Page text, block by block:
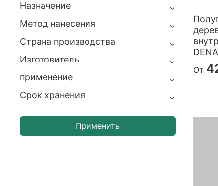
От
Назначение
Метод нанесения
Страна производства
Изготовитель
применение
Срок хранения
Применить